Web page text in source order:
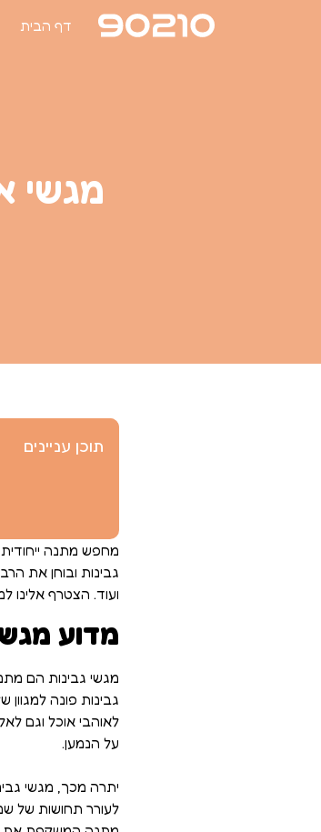
דף הבית
מגשי
תוכן עניינים
מחפש מתנה
גבינות ובוחן את
ועוד. הצטרף אלינו
מדוע
מגשי גבינות הם
גבינות פונה
לאוהבי אוכל וגם
על הנמען.
יתרה מכך, מגשי
לעורר תחושות של